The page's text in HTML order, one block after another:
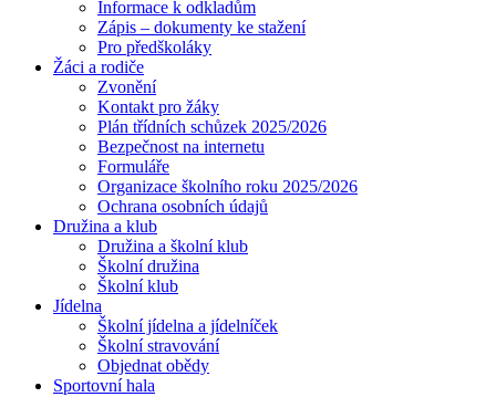
Informace k odkladům
Zápis – dokumenty ke stažení
Pro předškoláky
Žáci a rodiče
Zvonění
Kontakt pro žáky
Plán třídních schůzek 2025/2026
Bezpečnost na internetu
Formuláře
Organizace školního roku 2025/2026
Ochrana osobních údajů
Družina a klub
Družina a školní klub
Školní družina
Školní klub
Jídelna
Školní jídelna a jídelníček
Školní stravování
Objednat obědy
Sportovní hala